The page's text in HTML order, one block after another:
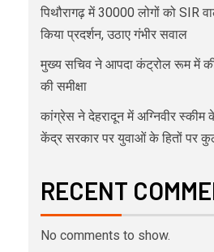
पिथौरागढ़ में 30000 लोगों को SIR
किया प्रदर्शन, उठाए गंभीर सवाल
मुख्य सचिव ने आपदा कंट्रोल रूम में की
की समीक्षा
कांग्रेस ने देहरादून में अग्निवीर स्कीम
केंद्र सरकार पर युवाओं के हितों पर
RECENT
No comments to show.